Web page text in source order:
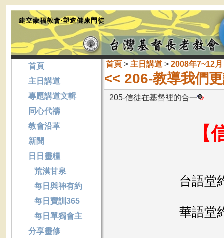
建立蒙福教會‧塑造健康門徒
首頁> 主日講道> 2008年7~12月
<< 206-教導我們
205-信徒在基督裡的合一
台語堂
華語堂
首頁
主日講道
專題講道文輯
同心代禱
教會沿革
新聞
日日靈糧
荒漠甘泉
每日與神有約
每日寶訓365
每日單獨會主
分享靈修